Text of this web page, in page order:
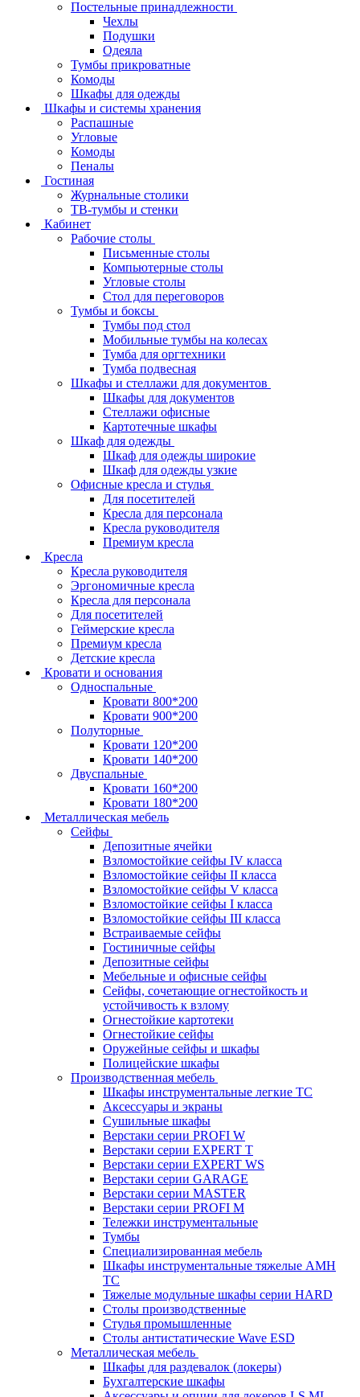
Постельные принадлежности
Чехлы
Подушки
Одеяла
Тумбы прикроватные
Комоды
Шкафы для одежды
Шкафы и системы хранения
Распашные
Угловые
Комоды
Пеналы
Гостиная
Журнальные столики
ТВ‑тумбы и стенки
Кабинет
Рабочие столы
Письменные столы
Компьютерные столы
Угловые столы
Стол для переговоров
Тумбы и боксы
Тумбы под стол
Мобильные тумбы на колесах
Тумба для оргтехники
Тумба подвесная
Шкафы и стеллажи для документов
Шкафы для документов
Стеллажи офисные
Картотечные шкафы
Шкаф для одежды
Шкаф для одежды широкие
Шкаф для одежды узкие
Офисные кресла и стулья
Для посетителей
Кресла для персонала
Кресла руководителя
Премиум кресла
Кресла
Кресла руководителя
Эргономичные кресла
Кресла для персонала
Для посетителей
Геймерские кресла
Премиум кресла
Детские кресла
Кровати и основания
Односпальные
Кровати 800*200
Кровати 900*200
Полуторные
Кровати 120*200
Кровати 140*200
Двуспальные
Кровати 160*200
Кровати 180*200
Металлическая мебель
Сейфы
Депозитные ячейки
Взломостойкие сейфы IV класса
Взломостойкие сейфы II класса
Взломостойкие сейфы V класса
Взломостойкие сейфы I класса
Взломостойкие сейфы III класса
Встраиваемые сейфы
Гостиничные сейфы
Депозитные сейфы
Мебельные и офисные сейфы
Сейфы, сочетающие огнестойкость и
устойчивость к взлому
Огнестойкие картотеки
Огнестойкие сейфы
Оружейные сейфы и шкафы
Полицейские шкафы
Производственная мебель
Шкафы инструментальные легкие ТС
Аксессуары и экраны
Cушильные шкафы
Верстаки серии PROFI W
Верстаки серии EXPERT T
Верстаки серии EXPERT WS
Верстаки серии GARAGE
Верстаки серии MASTER
Верстаки серии PROFI M
Тележки инструментальные
Тумбы
Cпециализированная мебель
Шкафы инструментальные тяжелые AMH
TC
Тяжелые модульные шкафы серии HARD
Столы производственные
Стулья промышленные
Столы антистатические Wave ESD
Металлическая мебель
Шкафы для раздевалок (локеры)
Бухгалтерские шкафы